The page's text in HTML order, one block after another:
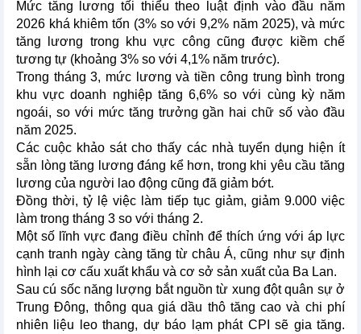
Mức tăng lương tối thiểu theo luật định vào đầu năm
2026 khá khiêm tốn (3% so với 9,2% năm 2025), và mức
tăng lương trong khu vực công cũng được kiềm chế
tương tự (khoảng 3% so với 4,1% năm trước).
Trong tháng 3, mức lương và tiền công trung bình trong
khu vực doanh nghiệp tăng 6,6% so với cùng kỳ năm
ngoái, so với mức tăng trưởng gần hai chữ số vào đầu
năm 2025.
Các cuộc khảo sát cho thấy các nhà tuyển dụng hiện ít
sẵn lòng tăng lương đáng kể hơn, trong khi yêu cầu tăng
lương của người lao động cũng đã giảm bớt.
Đồng thời, tỷ lệ việc làm tiếp tục giảm, giảm 9.000 việc
làm trong tháng 3 so với tháng 2.
Một số lĩnh vực đang điều chỉnh để thích ứng với áp lực
cạnh tranh ngày càng tăng từ châu Á, cũng như sự định
hình lại cơ cấu xuất khẩu và cơ sở sản xuất của Ba Lan.
Sau cú sốc năng lượng bắt nguồn từ xung đột quân sự ở
Trung Đông, thông qua giá dầu thô tăng cao và chi phí
nhiên liệu leo thang, dự báo lạm phát CPI sẽ gia tăng.